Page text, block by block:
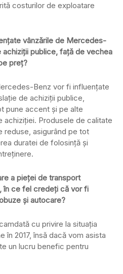
costurilor de exploatare
vânzările de Mercedes-
achiziții publice, față de vechea
preț?
Benz vor fi influențate
de achiziții publice,
pune accent și pe alte
Produsele de calitate
reduse, asigurând pe tot
duratei de folosință și
a pieței de transport
în ce fel credeți că vor fi
și autocare?
cu privire la situația
în 2017, însă dacă vom asista
un lucru benefic pentru